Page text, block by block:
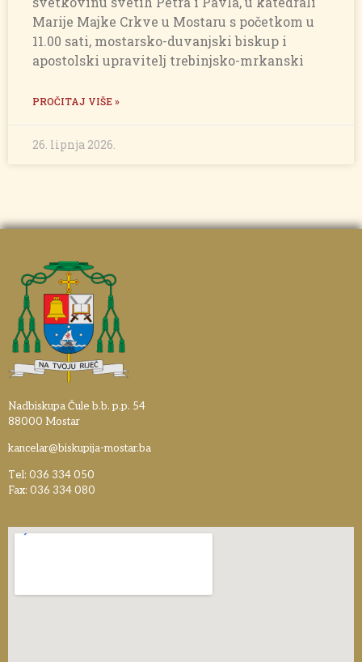
Marije Majke Crkve u Mostaru s početkom u
11.00 sati, mostarsko-duvanjski biskup i
apostolski upravitelj trebinjsko-mrkanski
PROČITAJ VIŠE »
26. lipnja 2026.
Nadbiskupa Čule b.b. p.p. 54
88000 Mostar
kancelar@biskupija-mostar.ba
Tel: 036 334 050
Fax: 036 334 080